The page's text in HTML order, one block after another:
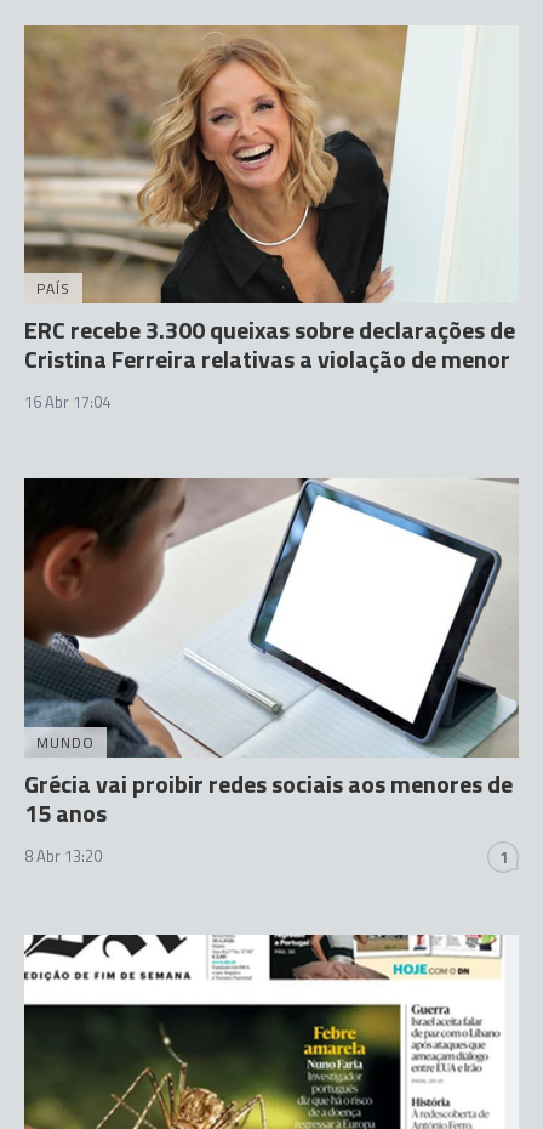
PAÍS
ERC recebe 3.300 queixas sobre declarações de
Cristina Ferreira relativas a violação de menor
16 Abr 17:04
MUNDO
Grécia vai proibir redes sociais aos menores de
15 anos
8 Abr 13:20 1